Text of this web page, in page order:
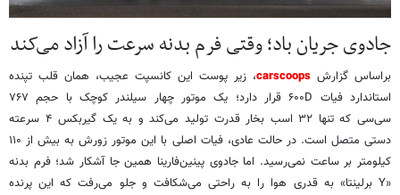
جادوی جریان باد؛ وقتی فرم بدنه سرعت را آزاد می‌کند
براساس گزارش carscoops، زیر پوست این کانسپت عجیب، همان قلب تپنده
استاندارد فیات ۶۰۰D قرار دارد؛ یک موتور چهار سیلندر کوچک با حجم ۷۶۷
سی‌سی که تنها ۳۲ اسب بخار قدرت تولید می‌کند و به یک گیربکس ۴ سرعته
دستی متصل است. در حالت عادی، فیات اصلی با این موتور زورش به بیش از ۱۱۰
کیلومتر بر ساعت نمی‌رسید. اما جادوی پینین‌فارینا همین‌ جا آشکار شد؛ فرم بدنه
«Y برلینتا» به قدری هوا را به راحتی می‌شکافت و جلو می‌رفت که این پرنده